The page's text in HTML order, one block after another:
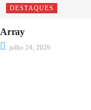
DESTAQUES
Array
julho 24, 2026